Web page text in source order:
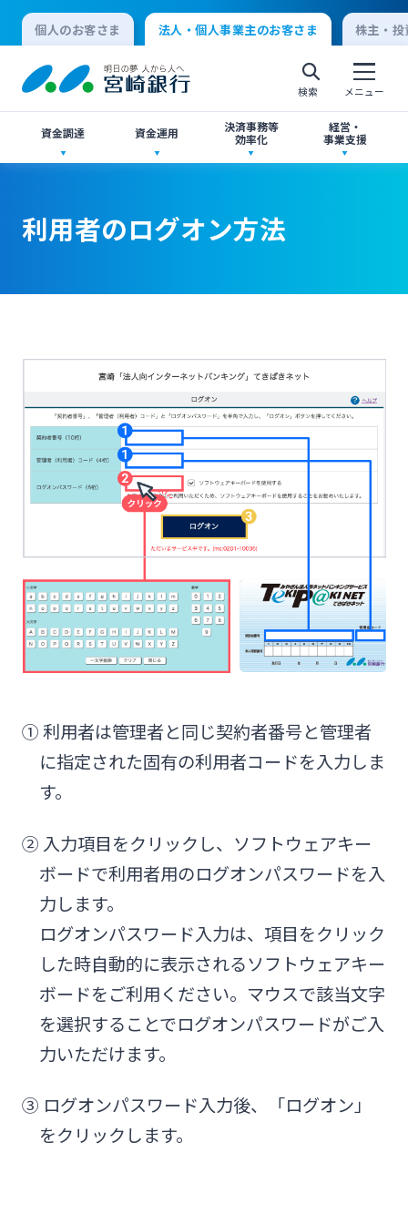
個人のお客さま 法人・個人事業主のお客さま 株主・
検索 メニュー
資金調達 資金運用
決済事務等
効率化
経営・
事業支援
閉じる
閉じる
ネット」
Web伝票作成サービス
変更届出書作成サービス
売上金ATM収納サービス
ペイジー口座振替受付サービス
キャッシュレス決済サービス
夜間金庫サービス
インターネット口座振替受付サービス
てきぱきパソコンサービス
事業性融資電子契約サービス
みやぎん電子交付サービス
保証申込サービス
シンジケートローン
SDGs宣言企業紹介
地域密着型支援
その他専門分野に関する支援
海外進出支援
リース関連
みやぎんビジネスローンプラザ
グループ会社
閉じる
個人向けインターネットバンキング
ログオン
法人向けインターネットバンキング
ログオン
みやぎんMikatanoシリーズ
ログオン
よくあるご質問 チャットで相談
English
法人・個人事業主のお客さま
株主・投資家の皆さま
宮崎銀行について
ニュースリリース一覧
採用情報
利用者のログオン方法
① 利用者は管理者と同じ契約者番号と管理者
に指定された固有の利用者コードを入力しま
す。
② 入力項目をクリックし、ソフトウェアキー
ボードで利用者用のログオンパスワードを入
力します。
ログオンパスワード入力は、項目をクリック
した時自動的に表示されるソフトウェアキー
ボードをご利用ください。マウスで該当文字
を選択することでログオンパスワードがご入
力いただけます。
③ ログオンパスワード入力後、「ログオン」
をクリックします。